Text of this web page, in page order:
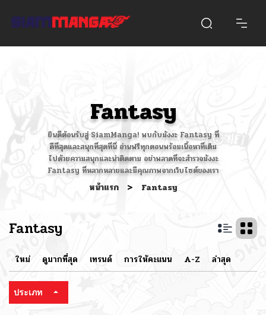
Fantasy
ยินดีต้อนรับสู่ SiamManga! พบกับมังงะ Fantasy ที่
ดีที่สุดและสนุกที่สุดที่นี่ อ่านฟรีทุกตอนพร้อมเนื้อหาที่เต็ม
ไปด้วยความสนุกและน่าติดตาม อย่าพลาดที่จะสำรวจมังงะ
Fantasy ที่หลากหลายและมีคุณภาพจากเว็บไซต์ของเรา
หน้าแรก > Fantasy
Fantasy
ใหม่ ดูมากที่สุด เทรนด์ การให้คะแนน A-Z ล่าสุด
ประเภท